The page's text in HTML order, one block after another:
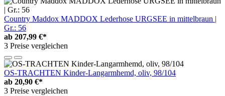
Country Maddox MADDOX Lederhose URGSEE in mittelbraun |
Gr.: 56
ab 207,99 €*
3 Preise vergleichen
OS-TRACHTEN Kinder-Langarmhemd, oliv, 98/104
ab 20,90 €*
3 Preise vergleichen